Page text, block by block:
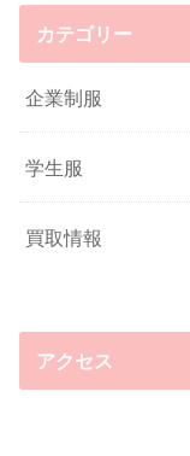
ん。もちろん、
服を売却するこ
い。
所は？
きに頭に思い浮
カテゴリー
企業制服
学生服
買取情報
アクセス